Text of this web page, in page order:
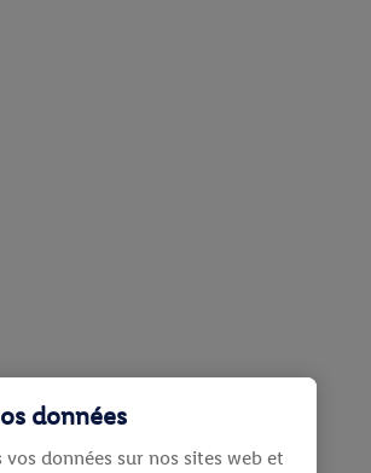
données
données sur nos sites web et